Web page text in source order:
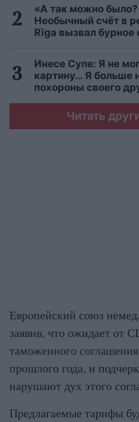
«А так можно
Необычный счёт в
Rīga вызвал бурное
Инесе Супе: Я не
картину… Я больше
похороны своего
Читать
Европейский союз
заявив, что ожидает от
таможенного
прошлого года, и
нарушают дух этого
Предлагаемые тарифы